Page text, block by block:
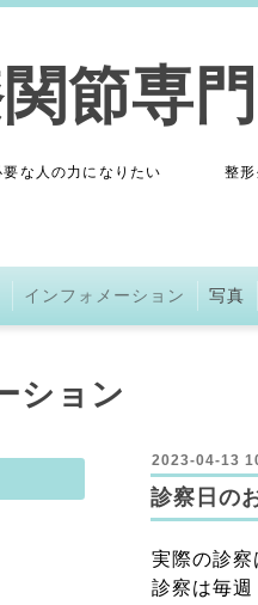
節専
必要な人の力になりたい 整形
インフォメーション 写真
ション
2023-04-13
診察日の
実際の診
診察は毎